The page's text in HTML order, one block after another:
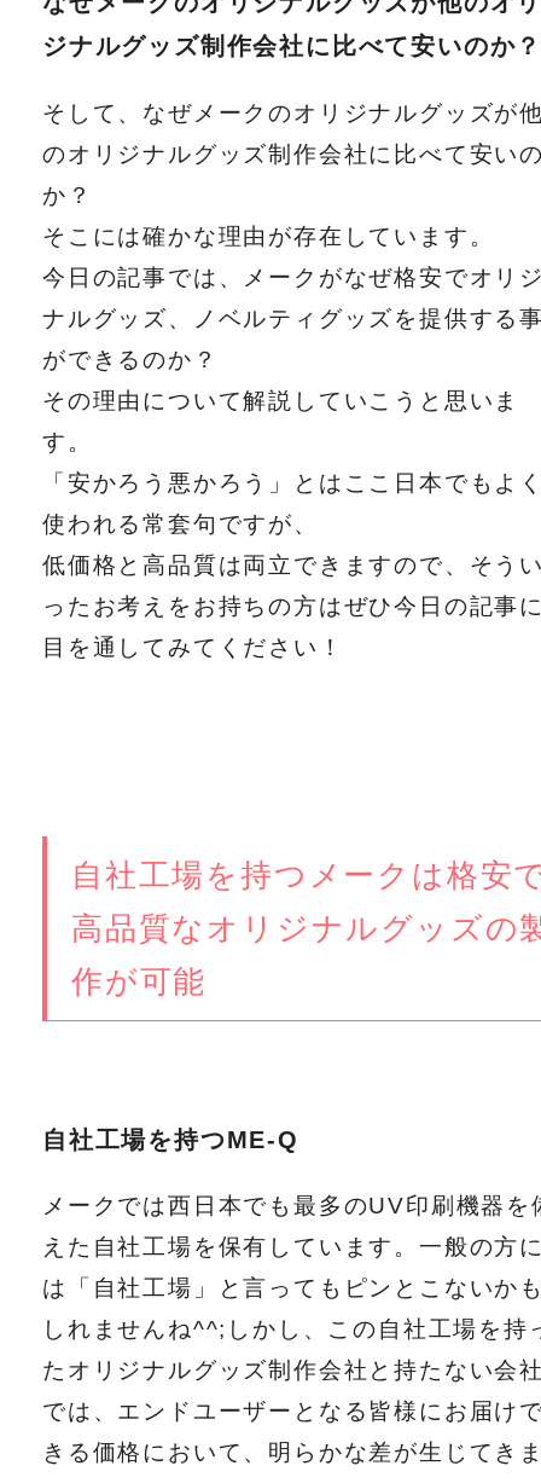
ジナルグッズ制作会社に比べて安いのか
そして、なぜメークのオリジナルグッズが
のオリジナルグッズ制作会社に比べて安い
か？
そこには確かな理由が存在しています。
今日の記事では、メークがなぜ格安でオリ
ナルグッズ、ノベルティグッズを提供する
ができるのか？
その理由について解説していこうと思いま
す。
「安かろう悪かろう」とはここ日本でもよ
使われる常套句ですが、
低価格と高品質は両立できますので、そう
ったお考えをお持ちの方はぜひ今日の記事
目を通してみてください！
自社工場を持つメークは格安
高品質なオリジナルグッズの
作が可能
自社工場を持つME-Q
メークでは西日本でも最多のUV印刷機器を
えた自社工場を保有しています。一般の方
は「自社工場」と言ってもピンとこないか
しれませんね^^;しかし、この自社工場を持
たオリジナルグッズ制作会社と持たない会
では、エンドユーザーとなる皆様にお届け
きる価格において、明らかな差が生じてき